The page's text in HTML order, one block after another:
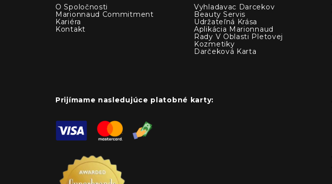
O Spoločnosti
Marionnaud Commitment
Kariéra
Kontakt
Vyhladavac Darcekov
Beauty Servis
Udržateľná Krása
Aplikácia Marionnaud
Rady V Oblasti Pletovej
Kozmetiky
Darčeková Karta
Prijímame nasledujúce platobné karty: